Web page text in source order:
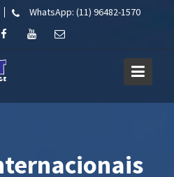
WhatsApp: (11) 96482-1570